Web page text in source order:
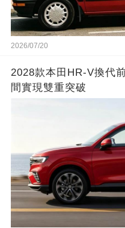
2026/07/20
2028款本田HR-V換代
間實現雙重突破